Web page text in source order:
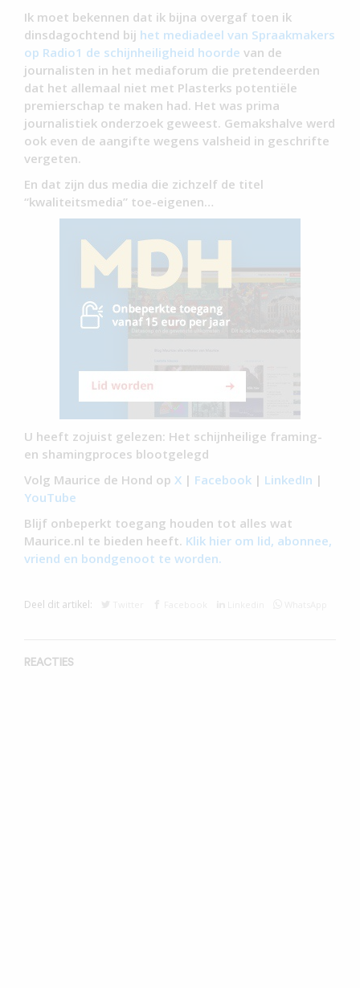
Ik moet bekennen dat ik bijna overgaf toen ik
dinsdagochtend bij het mediadeel van Spraakmakers
op Radio1 de schijnheiligheid hoorde van de
journalisten in het mediaforum die pretendeerden
dat het allemaal niet met Plasterks potentiële
premierschap te maken had. Het was prima
journalistiek onderzoek geweest. Gemakshalve werd
ook even de aangifte wegens valsheid in geschrifte
vergeten.
En dat zijn dus media die zichzelf de titel
“kwaliteitsmedia” toe-eigenen…
U heeft zojuist gelezen: Het schijnheilige framing-
en shamingproces blootgelegd
Volg Maurice de Hond op X | Facebook | LinkedIn |
YouTube
Blijf onbeperkt toegang houden tot alles wat
Maurice.nl te bieden heeft. Klik hier om lid, abonnee,
vriend en bondgenoot te worden.
Deel dit artikel:
REACTIES